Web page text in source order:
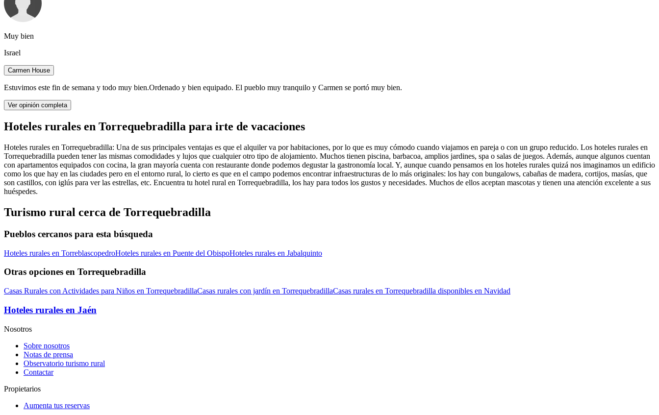
Muy bien
Israel
Carmen House
Estuvimos este fin de semana y todo muy bien.Ordenado y bien equipado. El pueblo muy tranquilo y Carmen se portó muy bien.
Ver opinión completa
Hoteles rurales en Torrequebradilla para irte de vacaciones
Hoteles rurales en Torrequebradilla: Una de sus principales ventajas es que el alquiler va por habitaciones, por lo que es muy cómodo cuando viajamos en pareja o con un grupo reducido. Los hoteles rurales en
Torrequebradilla pueden tener las mismas comodidades y lujos que cualquier otro tipo de alojamiento. Muchos tienen piscina, barbacoa, amplios jardines, spa o salas de juegos. Además, aunque algunos cuentan
con apartamentos equipados con cocina, la gran mayoría cuenta con restaurante donde podemos degustar la gastronomía local. Y, aunque cuando pensamos en los hoteles rurales quizá nos imaginamos un edificio
como los que hay en las ciudades pero en el entorno rural, lo cierto es que en el campo podemos encontrar infraestructuras de lo más originales: los hay con bungalows, cabañas de madera, cortijos, masías, que
son castillos, con iglús para ver las estrellas, etc. Encuentra tu hotel rural en Torrequebradilla, los hay para todos los gustos y necesidades. Muchos de ellos aceptan mascotas y tienen una atención excelente a sus
huéspedes.
Turismo rural cerca de Torrequebradilla
Pueblos cercanos para esta búsqueda
Hoteles rurales en TorreblascopedroHoteles rurales en Puente del ObispoHoteles rurales en Jabalquinto
Otras opciones en Torrequebradilla
Casas Rurales con Actividades para Niños en TorrequebradillaCasas rurales con jardín en TorrequebradillaCasas rurales en Torrequebradilla disponibles en Navidad
Hoteles rurales en Jaén
Nosotros
Sobre nosotros
Notas de prensa
Observatorio turismo rural
Contactar
Propietarios
Aumenta tus reservas